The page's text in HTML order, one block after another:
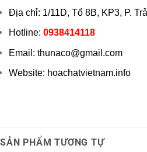
Địa chỉ: 1/11D, Tổ 8B, KP3, P.
Hotline: 0938414118
Email: thunaco@gmail.com
Website: hoachatvietnam.info
SẢN PHẨM TƯƠNG TỰ